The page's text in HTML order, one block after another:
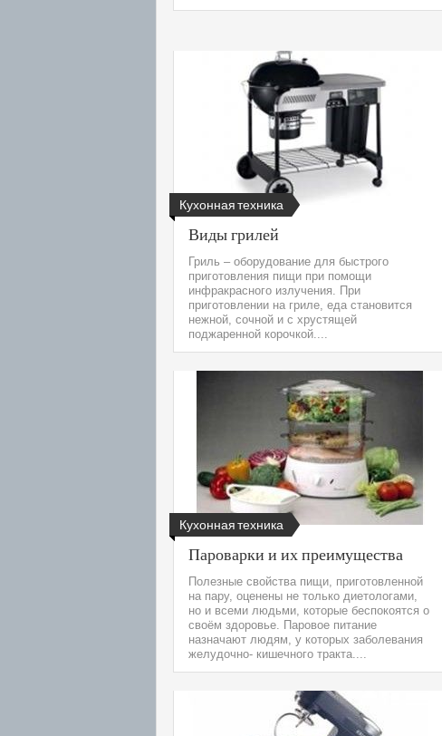
Кухонная техника
Виды грилей
Гриль – оборудование для быстрого
приготовления пищи при помощи
инфракрасного излучения. При
приготовлении на гриле, еда становится
нежной, сочной и с хрустящей
поджаренной корочкой....
Кухонная техника
Пароварки и их преимущества
Полезные свойства пищи, приготовленной
на пару, оценены не только диетологами,
но и всеми людьми, которые беспокоятся о
своём здоровье. Паровое питание
назначают людям, у которых заболевания
желудочно- кишечного тракта....